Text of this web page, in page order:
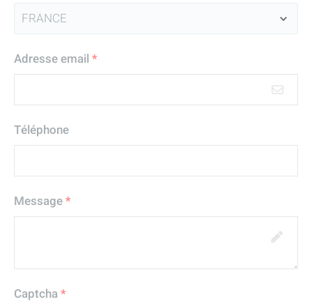
Adresse email *
Téléphone
Message*
Captcha*